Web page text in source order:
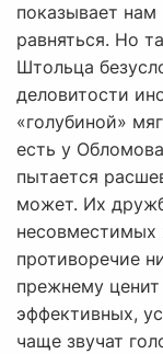
показывает
равняться. Но
Штольца
деловитости
«голубиной»
есть у
пытается
может. Их
несовместимых
противоречие
прежнему
эффективных,
чаще звучат